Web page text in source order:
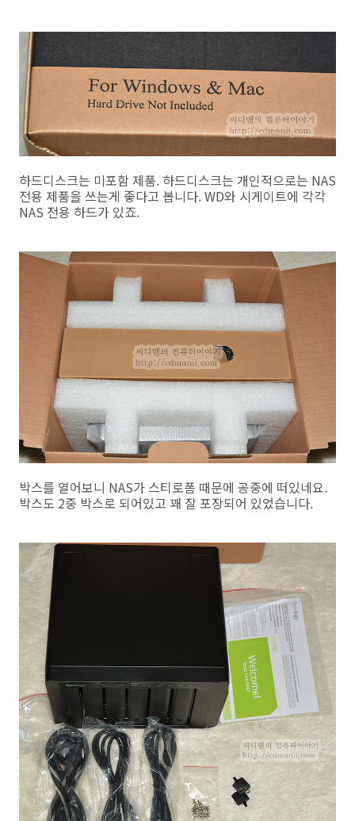
하드디스크는 미포함 제품. 하드디스크는 개인적으로는 NAS
전용 제품을 쓰는게 좋다고 봅니다. WD와 시게이트에 각각
NAS 전용 하드가 있죠.
박스를 열어보니 NAS가 스티로폼 때문에 공중에 떠있네요.
박스도 2중 박스로 되어있고 꽤 잘 포장되어 있었습니다.